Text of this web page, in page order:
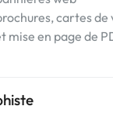
cartes de
mise en page de